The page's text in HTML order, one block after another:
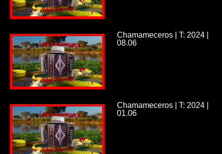
Chamameceros | T: 2024 |
08.06
Chamameceros | T: 2024 |
01.06